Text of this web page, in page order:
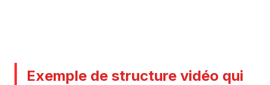
Exemple de structure vidéo qui